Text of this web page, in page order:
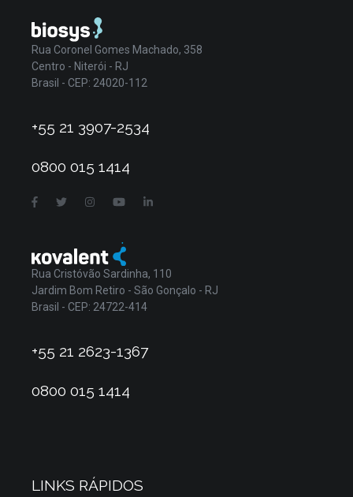
Rua Coronel Gomes Machado, 358
Centro - Niterói - RJ
Brasil - CEP: 24020-112
+55 21 3907-2534
0800 015 1414
Rua Cristóvão Sardinha, 110
Jardim Bom Retiro - São Gonçalo - RJ
Brasil - CEP: 24722-414
+55 21 2623-1367
0800 015 1414
LINKS RÁPIDOS